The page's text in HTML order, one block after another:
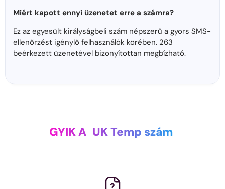
Miért kapott ennyi üzenetet erre a számra?
Ez az egyesült királyságbeli szám népszerű a gyors SMS-
ellenőrzést igénylő felhasználók körében. 263
beérkezett üzenetével bizonyítottan megbízható.
GYIK A UK Temp szám